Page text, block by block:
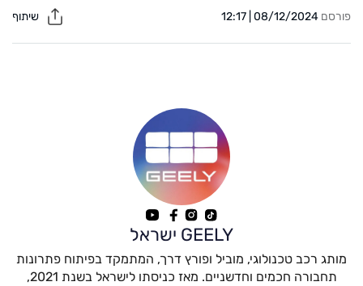
פורסם 08/12/2024 | 12:17
GEELY ישראל
מותג רכב טכנולוגי, מוביל ופורץ דרך, המתמקד בפיתוח פתרונות
תחבורה חכמים וחדשניים. מאז כניסתו לישראל בשנת 2021,